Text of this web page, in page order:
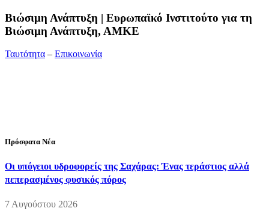
Bιώσιμη Ανάπτυξη | Ευρωπαϊκό Ινστιτούτο για τη
Βιώσιμη Ανάπτυξη, ΑΜΚΕ
Ταυτότητα – Επικοινωνία
Πρόσφατα Νέα
Οι υπόγειοι υδροφορείς της Σαχάρας: Ένας τεράστιος αλλά
πεπερασμένος φυσικός πόρος
7 Αυγούστου 2026